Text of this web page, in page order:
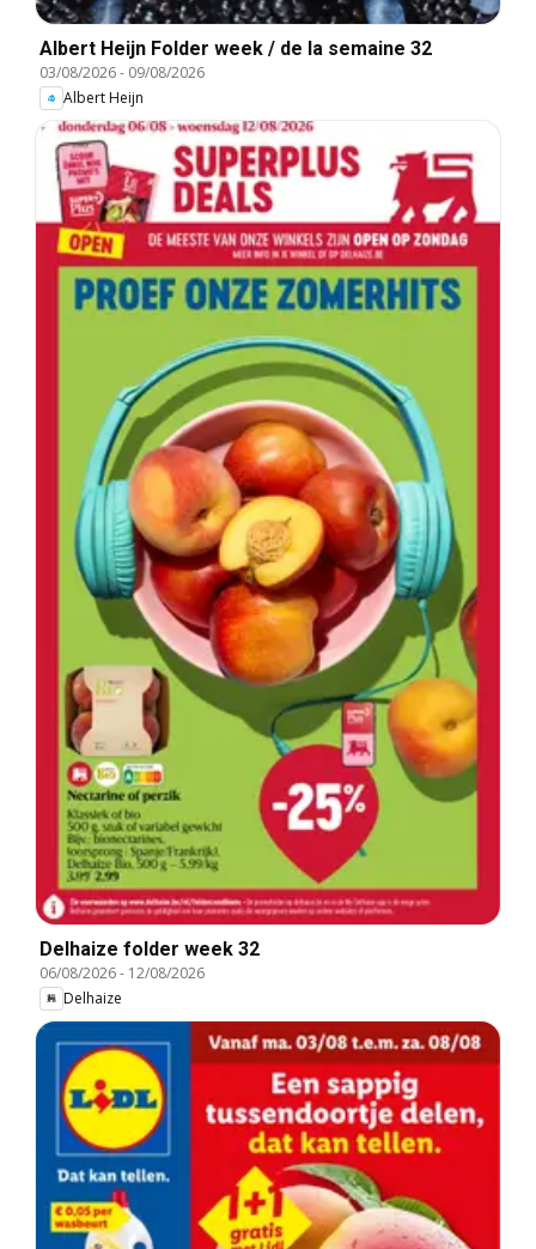
Albert Heijn Folder week / de la semaine 32
03/08/2026- 09/08/2026
Albert Heijn
Delhaize folder week 32
06/08/2026- 12/08/2026
Delhaize